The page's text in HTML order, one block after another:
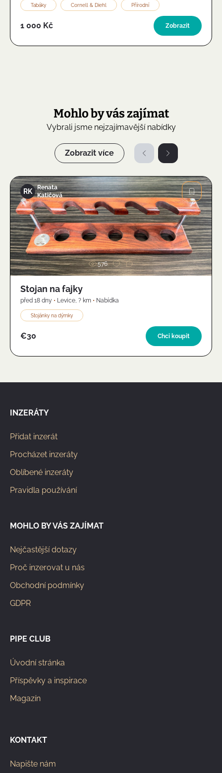
Tabáky Cornell & Diehl Přírodní
1 000 Kč Zobrazit
Mohlo by vás zajímat
Vybrali jsme nejzajímavější nabídky
Zobrazit více
Obrázek
RK
Renata
Katičová
576
Stojan na fajky
před 18 dny • Levice, ? km • Nabídka
Stojánky na dýmky
€30 Chci koupit
INZERÁTY
Přidat inzerát
Procházet inzeráty
Oblíbené inzeráty
Pravidla používání
MOHLO BY VÁS ZAJÍMAT
Nejčastější dotazy
Proč inzerovat u nás
Obchodní podmínky
GDPR
PIPE CLUB
Úvodní stránka
Příspěvky a inspirace
Magazín
KONTAKT
Napište nám